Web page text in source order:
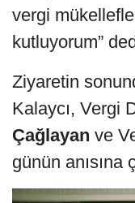
vergi
kutluyorum”
Ziyaretin
Kalaycı, Vergi
Çağlayan ve
günün